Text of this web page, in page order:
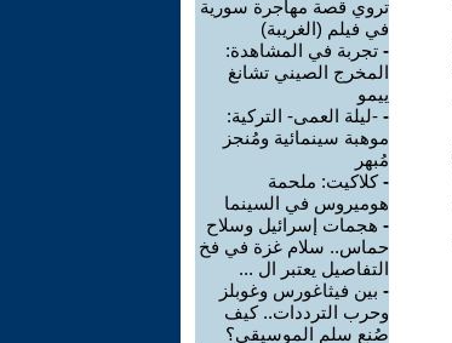
تروي قصة مهاجرة سورية
في فيلم (الغريبة)
- تجربة في المشاهدة:
المخرج الصيني تشانغ
ييمو
- -ليلة العمى- التركية:
موهبة سينمائية ومُنجز
مُبهر
-كلاكيت: ملحمة
هوميروس في السينما
- هجمات إسرائيل وسلاح
حماس.. سلام غزة في فخ
التفاصيل يعتبر ال ...
- بين فيثاغورس وغوبلز
وحرب الترددات.. كيف
صُنع سلم الموسيقى؟